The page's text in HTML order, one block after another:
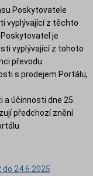
Poskytovatele
vyplývající z těchto
je
vyplývající z tohoto
převodu
s prodejem Portálu,
účinnosti dne 25.
předchozí znění
24.6.2025